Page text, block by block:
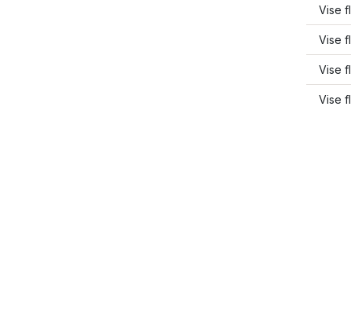
Vise
Vise
Vise
Vise